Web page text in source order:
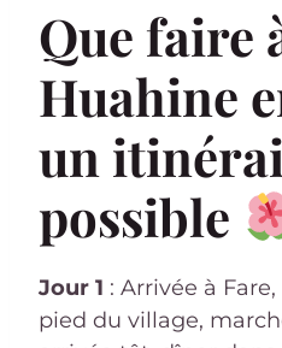
Que faire
Huahine
un
possible
Jour 1 : Arrivée à
pied du village,